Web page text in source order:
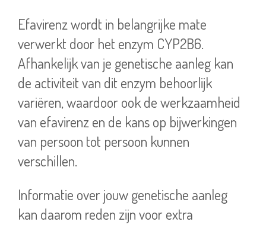
Efavirenz wordt in belangrijke mate
verwerkt door het enzym CYP2B6.
Afhankelijk van je genetische aanleg kan
de activiteit van dit enzym behoorlijk
variëren, waardoor ook de werkzaamheid
van efavirenz en de kans op bijwerkingen
van persoon tot persoon kunnen
verschillen.
Informatie over jouw genetische aanleg
kan daarom reden zijn voor extra